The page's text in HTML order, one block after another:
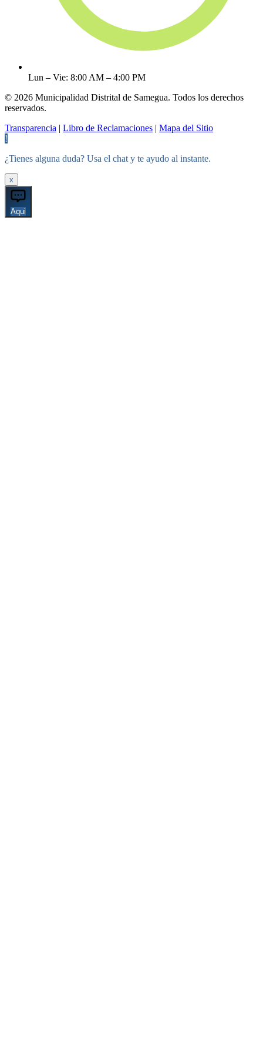
Lun – Vie: 8:00 AM – 4:00 PM
© 2026 Municipalidad Distrital de Samegua. Todos los derechos
reservados.
Transparencia | Libro de Reclamaciones | Mapa del Sitio
!
¿Tienes alguna duda? Usa el chat y te ayudo al instante.
x
Aqui